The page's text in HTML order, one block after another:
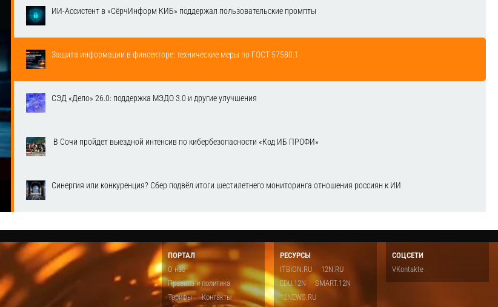
ИИ-Ассистент в «СёрчИнформ КИБ» поддержал пользовательские промпты
Защита информации в финсекторе: технические меры по ГОСТ 57580.1
СЭД «Дело» 26.0: поддержка МЭДО 3.0 и другие улучшения
​ В Сочи пройдет выездной интенсив по кибербезопасности «Код ИБ ПРОФИ»
Синергия или конкуренция? Сбер подвёл итоги шестилетнего мониторинга отношения россиян к ИИ
ПОРТАЛ
О нас
Правила и политика
Тарифы
Контакты
РЕСУРСЫ
ITBION.RU
12N.RU
EDU.12N
SMART.12N
12NEWS.RU
СОЦСЕТИ
VKontakte